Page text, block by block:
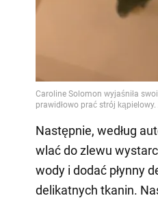
Następnie, według
wlać do zlewu
wody i dodać płynny
delikatnych tkanin.